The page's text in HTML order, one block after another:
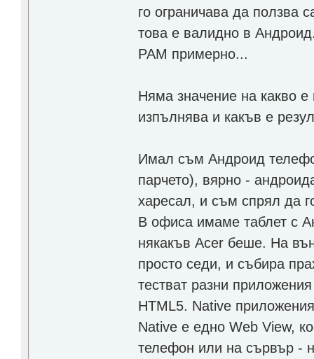
го ограничава да ползва
това е валидно в
РАМ примерно...
Няма значение на какво
изпълнява и какъв е
Имал съм Андроид
парчето), вярно -
харесал, и съм спрял да
В офиса имаме таблет с
някакъв Acer беше. На
просто седи, и събира
тестват разни
HTML5. Native
Native е едно Web View,
телефон или на сървър -